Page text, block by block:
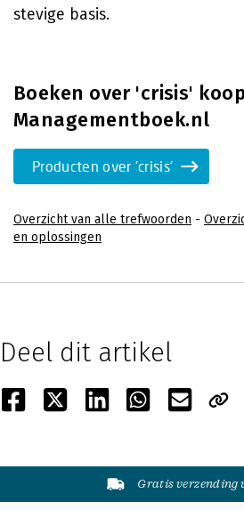
stevige basis.
Boeken over 'crisis'
Managementboek.nl
Producten over 'crisis'
Overzicht van alle trefwoorden -
en oplossingen
Deel dit artikel
Gratis verzending